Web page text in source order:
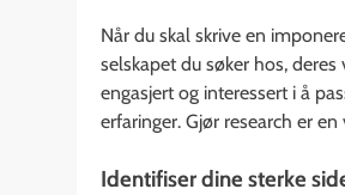
Når du skal skrive en
selskapet du søker hos,
engasjert og interessert i å
erfaringer. Gjør research er
Identifiser dine sterke